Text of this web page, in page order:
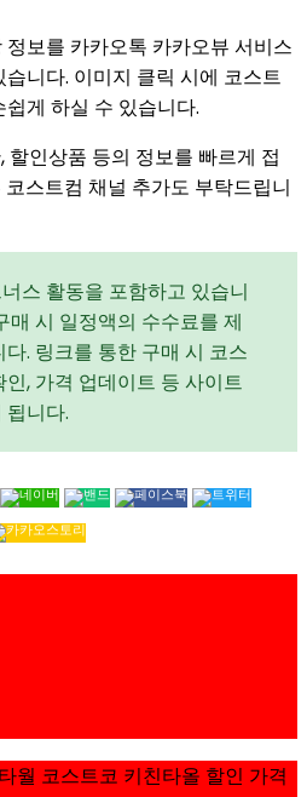
보를 카카오톡 카카오뷰 서비스
니다. 이미지 클릭 시에 코스트
게 하실 수 있습니다.
할인상품 등의 정보를 빠르게 접
스트컴 채널 추가도 부탁드립니
스 활동을 포함하고 있습니
매 시 일정액의 수수료를 제
. 링크를 통한 구매 시 코스
, 가격 업데이트 등 사이트
됩니다.